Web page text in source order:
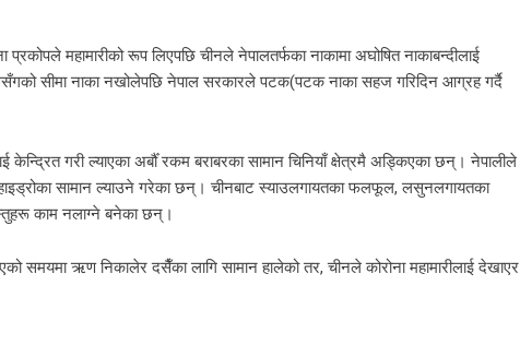
महामारीको रूप लिएपछि चीनले नेपालतर्फका नाकामा अघोषित नाकाबन्दीलाई
सीमा नाका नखोलेपछि नेपाल सरकारले पटक(पटक नाका सहज गरिदिन आग्रह गर्दै
केन्द्रित गरी ल्याएका अर्बौँ रकम बराबरका सामान चिनियाँ क्षेत्रमै अड्किएका छन्। नेपालीले
सामान ल्याउने गरेका छन्। चीनबाट स्याउलगायतका फलफूल, लसुनलगायतका
काम नलाग्ने बनेका छन्।
समयमा ऋण निकालेर दसैँका लागि सामान हालेको तर, चीनले कोरोना महामारीलाई देखाएर